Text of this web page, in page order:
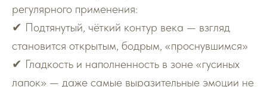
регулярного применения:
✔ Подтянутый, чёткий контур века — взгляд
становится открытым, бодрым, «проснувшимся»
✔ Гладкость и наполненность в зоне «гусиных
лапок» — даже самые выразительные эмоции не